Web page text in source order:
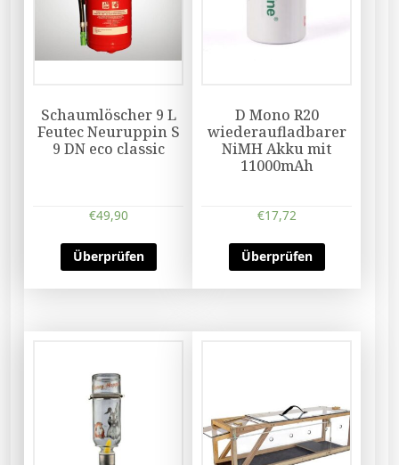
Schaumlöscher 9 L
Feutec Neuruppin S
9 DN eco classic
€49,90
Überprüfen
D Mono R20
wiederaufladbarer
NiMH Akku mit
11000mAh
€17,72
Überprüfen